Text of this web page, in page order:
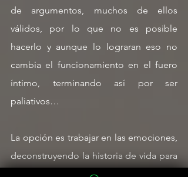
de argumentos, muchos de ellos
válidos, por lo que no es posible
hacerlo y aunque lo lograran eso no
cambia el funcionamiento en el fuero
íntimo, terminando así por ser
paliativos…
La opción es trabajar en las emociones,
deconstruyendo la historia de vida para
ser conscientes cómo llegamos a este